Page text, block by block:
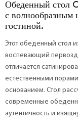
Обеденный стол
с волнообразным
гостиной.
Этот обеденный стол
воспевающий
отличается
естественными
основанием. Стол
современные
аутентичность и